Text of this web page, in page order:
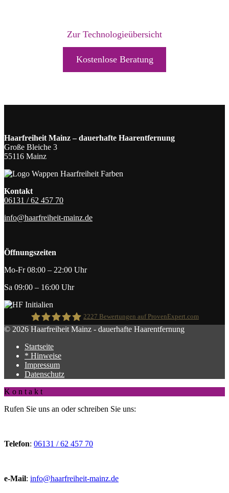
Zur Technologieübersicht
Kostenlose Beratung
Haarfreiheit Mainz – dauerhafte Haarentfernung
Große Bleiche 3
55116 Mainz
Kontakt
06131 / 62 457 70
info@haarfreiheit-mainz.de
Öffnungszeiten
Mo-Fr 08:00 – 22:00 Uhr
Sa 09:00 – 16:00 Uhr
Haarfreiheit
2227 Bewertungen auf ProvenExpert.com
© 2026 Haarfreiheit Mainz - dauerhafte Haarentfernung
Startseite
* Hinweise
Impressum
Datenschutz
K o n t a k t
Rufen Sie uns an oder schreiben Sie uns:
Telefon: 06131 / 62 457 70
e-Mail: info@haarfreiheit-mainz.de